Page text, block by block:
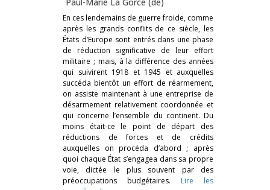
En ces lendemains de guerre froide, comme
après les grands conflits de ce siècle, les
États d’Europe sont entrés dans une phase
de réduction significative de leur effort
militaire ; mais, à la différence des années
qui suivirent 1918 et 1945 et auxquelles
succéda bientôt un effort de réarmement,
on assiste maintenant à une entreprise de
désarmement relativement coordonnée et
qui concerne l’ensemble du continent. Du
moins était-ce le point de départ des
réductions de forces et de crédits
auxquelles on procéda d’abord ; après
quoi chaque État s’engagea dans sa propre
voie, dictée le plus souvent par des
préoccupations budgétaires. Lire les